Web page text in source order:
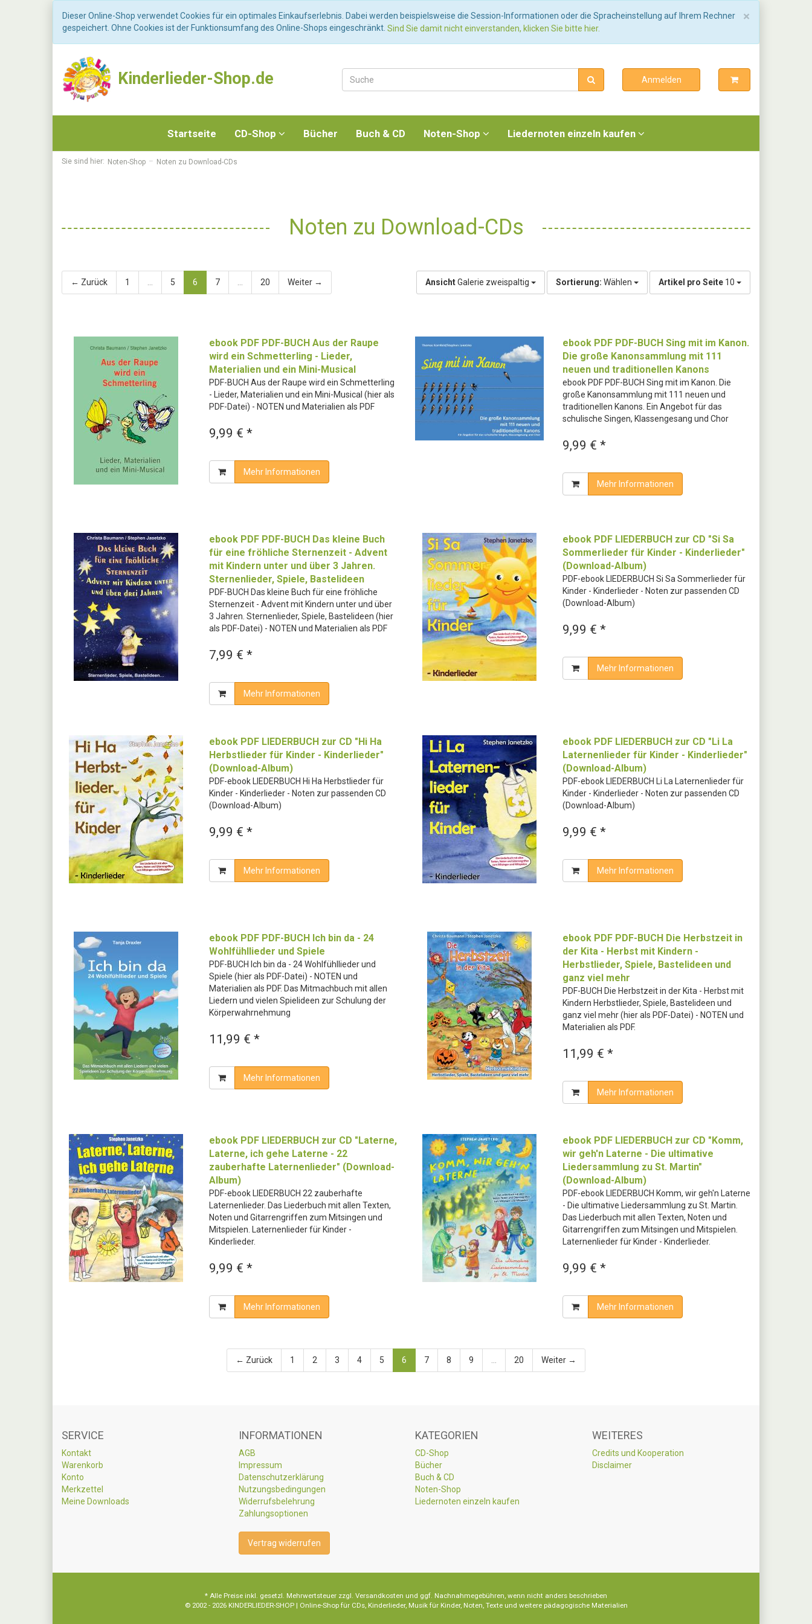
×
Dieser Online-Shop verwendet Cookies für ein optimales Einkaufserlebnis. Dabei werden beispielsweise die Session-Informationen oder die Spracheinstellung auf Ihrem Rechner
gespeichert. Ohne Cookies ist der Funktionsumfang des Online-Shops eingeschränkt. Sind Sie damit nicht einverstanden, klicken Sie bitte hier.
Kinderlieder-Shop.de Anmelden
Startseite CD-Shop Bücher Buch & CD Noten-Shop Liedernoten einzeln kaufen
Sie sind hier: Noten-Shop Noten zu Download-CDs
Noten zu Download-CDs
← Zurück 1 5 6 7 20 Weiter → AnsichtGalerie zweispaltig Sortierung: Wählen Artikel pro Seite 10
ebook PDF PDF-BUCH Aus der Raupe
wird ein Schmetterling - Lieder,
Materialien und ein Mini-Musical
PDF-BUCH Aus der Raupe wird ein Schmetterling
- Lieder, Materialien und ein Mini-Musical (hier als
PDF-Datei) - NOTEN und Materialien als PDF
9,99 € *
Mehr Informationen
ebook PDF PDF-BUCH Sing mit im Kanon.
Die große Kanonsammlung mit 111
neuen und traditionellen Kanons
ebook PDF PDF-BUCH Sing mit im Kanon. Die
große Kanonsammlung mit 111 neuen und
traditionellen Kanons. Ein Angebot für das
schulische Singen, Klassengesang und Chor
9,99 € *
Mehr Informationen
ebook PDF PDF-BUCH Das kleine Buch
für eine fröhliche Sternenzeit - Advent
mit Kindern unter und über 3 Jahren.
Sternenlieder, Spiele, Bastelideen
PDF-BUCH Das kleine Buch für eine fröhliche
Sternenzeit - Advent mit Kindern unter und über
3 Jahren. Sternenlieder, Spiele, Bastelideen (hier
als PDF-Datei) - NOTEN und Materialien als PDF
7,99 € *
Mehr Informationen
ebook PDF LIEDERBUCH zur CD "Si Sa
Sommerlieder für Kinder - Kinderlieder"
(Download-Album)
PDF-ebook LIEDERBUCH Si Sa Sommerlieder für
Kinder - Kinderlieder - Noten zur passenden CD
(Download-Album)
9,99 € *
Mehr Informationen
ebook PDF LIEDERBUCH zur CD "Hi Ha
Herbstlieder für Kinder - Kinderlieder"
(Download-Album)
PDF-ebook LIEDERBUCH Hi Ha Herbstlieder für
Kinder - Kinderlieder - Noten zur passenden CD
(Download-Album)
9,99 € *
Mehr Informationen
ebook PDF LIEDERBUCH zur CD "Li La
Laternenlieder für Kinder - Kinderlieder"
(Download-Album)
PDF-ebook LIEDERBUCH Li La Laternenlieder für
Kinder - Kinderlieder - Noten zur passenden CD
(Download-Album)
9,99 € *
Mehr Informationen
ebook PDF PDF-BUCH Ich bin da - 24
Wohlfühllieder und Spiele
PDF-BUCH Ich bin da - 24 Wohlfühllieder und
Spiele (hier als PDF-Datei) - NOTEN und
Materialien als PDF. Das Mitmachbuch mit allen
Liedern und vielen Spielideen zur Schulung der
Körperwahrnehmung
11,99 € *
Mehr Informationen
ebook PDF PDF-BUCH Die Herbstzeit in
der Kita - Herbst mit Kindern -
Herbstlieder, Spiele, Bastelideen und
ganz viel mehr
PDF-BUCH Die Herbstzeit in der Kita - Herbst mit
Kindern Herbstlieder, Spiele, Bastelideen und
ganz viel mehr (hier als PDF-Datei) - NOTEN und
Materialien als PDF.
11,99 € *
Mehr Informationen
ebook PDF LIEDERBUCH zur CD "Laterne,
Laterne, ich gehe Laterne - 22
zauberhafte Laternenlieder" (Download-
Album)
PDF-ebook LIEDERBUCH 22 zauberhafte
Laternenlieder. Das Liederbuch mit allen Texten,
Noten und Gitarrengriffen zum Mitsingen und
Mitspielen. Laternenlieder für Kinder -
Kinderlieder.
9,99 € *
Mehr Informationen
ebook PDF LIEDERBUCH zur CD "Komm,
wir geh'n Laterne - Die ultimative
Liedersammlung zu St. Martin"
(Download-Album)
PDF-ebook LIEDERBUCH Komm, wir geh'n Laterne
- Die ultimative Liedersammlung zu St. Martin.
Das Liederbuch mit allen Texten, Noten und
Gitarrengriffen zum Mitsingen und Mitspielen.
Laternenlieder für Kinder - Kinderlieder.
9,99 € *
Mehr Informationen
← Zurück 1 2 3 4 5 6 7 8 9 20 Weiter →
SERVICE
Kontakt
Warenkorb
Konto
Merkzettel
Meine Downloads
INFORMATIONEN
AGB
Impressum
Datenschutzerklärung
Nutzungsbedingungen
Widerrufsbelehrung
Zahlungsoptionen
Vertrag widerrufen
KATEGORIEN
CD-Shop
Bücher
Buch & CD
Noten-Shop
Liedernoten einzeln kaufen
WEITERES
Credits und Kooperation
Disclaimer
* Alle Preise inkl. gesetzl. Mehrwertsteuer zzgl. Versandkosten und ggf. Nachnahmegebühren, wenn nicht anders beschrieben
© 2002 - 2026 KINDERLIEDER-SHOP | Online-Shop für CDs, Kinderlieder, Musik für Kinder, Noten, Texte und weitere pädagogische Materialien